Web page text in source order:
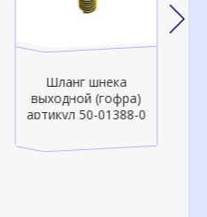
Шланг шнека
выходной (гофра)
артикул 50-01335-0